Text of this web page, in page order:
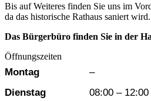
Bis auf Weiteres finden Sie uns im
da das historische Rathaus saniert wird.
Das Bürgerbüro finden Sie in der
Öffnungszeiten
Wochentag Vormittag
Montag –
Dienstag
08:00 –